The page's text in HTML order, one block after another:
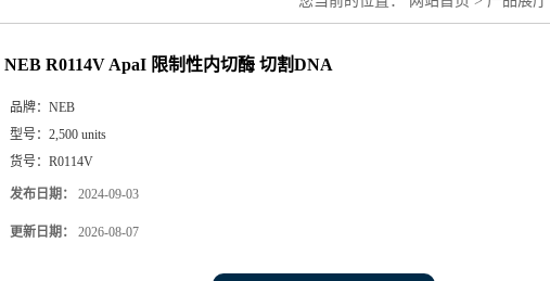
NEB R0114V ApaI 限制性内切酶 切割DNA
品牌： NEB
型号： 2,500 units
货号： R0114V
发布日期： 2024-09-03
更新日期： 2026-08-07